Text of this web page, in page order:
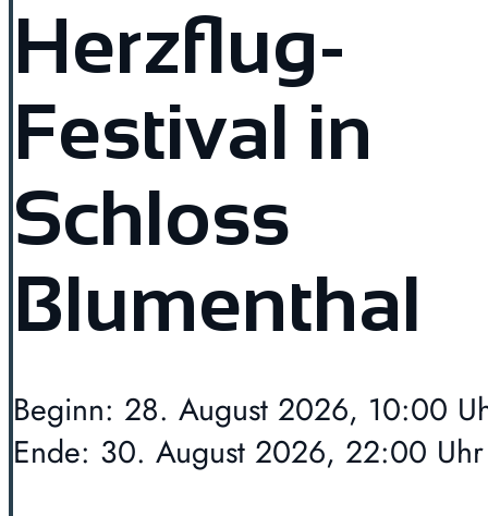
Herzflug-
Festival in
Schloss
Blumenthal
Beginn: 28. August 2026, 10:00
Ende: 30. August 2026, 22:00 Uhr